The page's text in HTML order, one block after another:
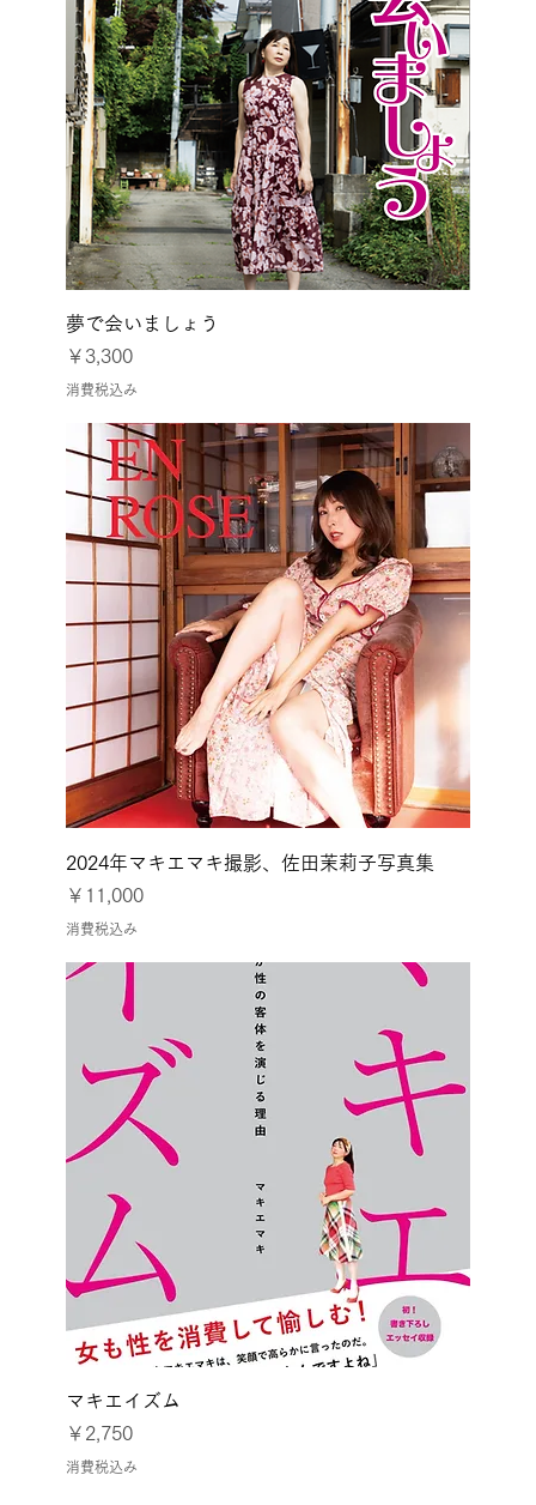
夢で会いましょう
価格
￥3,300
消費税込み
2024年マキエマキ撮影、佐田茉莉子写真集
価格
￥11,000
消費税込み
マキエイズム
価格
￥2,750
消費税込み